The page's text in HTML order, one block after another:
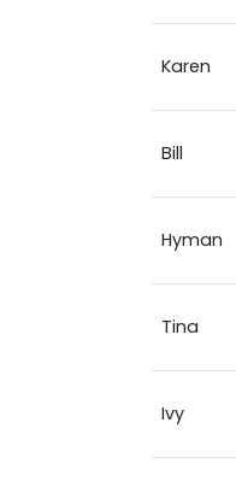
Karen
Bill
Hyman
Tina
Ivy